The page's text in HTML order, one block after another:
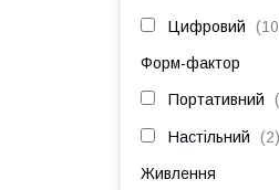
Цифровий 10
Форм-фактор
Портативний
Настільний 2
Живлення